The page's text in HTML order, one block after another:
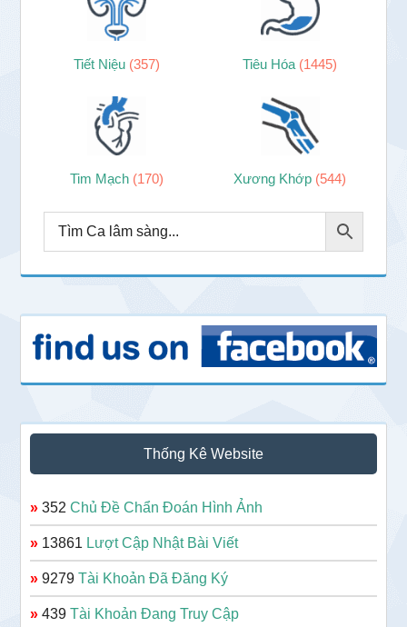
Tiết Niệu (357) Tiêu Hóa (1445)
Tim Mạch (170) Xương Khớp (544)
Thống Kê Website
» 352Chủ Đề Chẩn Đoán Hình Ảnh
» 13861 Lượt Cập Nhật Bài Viết
» 9279Tài Khoản Đã Đăng Ký
» 439Tài Khoản Đang Truy Cập